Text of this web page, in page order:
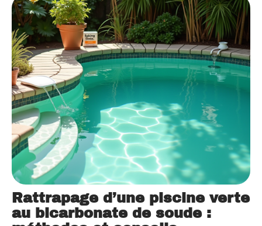
Rattrapage d’une piscine verte
au bicarbonate de soude :